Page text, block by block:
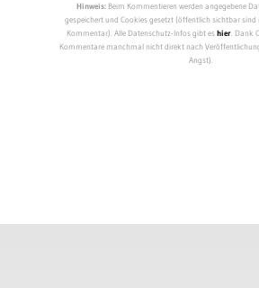
Hinweis:Beim Kommentieren werden angegebene
gespeichert und Cookies gesetzt (öffentlich sichtbar sind
Kommentar). Alle Datenschutz-Infos gibt eshier. Dank
Kommentare manchmal nicht direkt nach
Angst).